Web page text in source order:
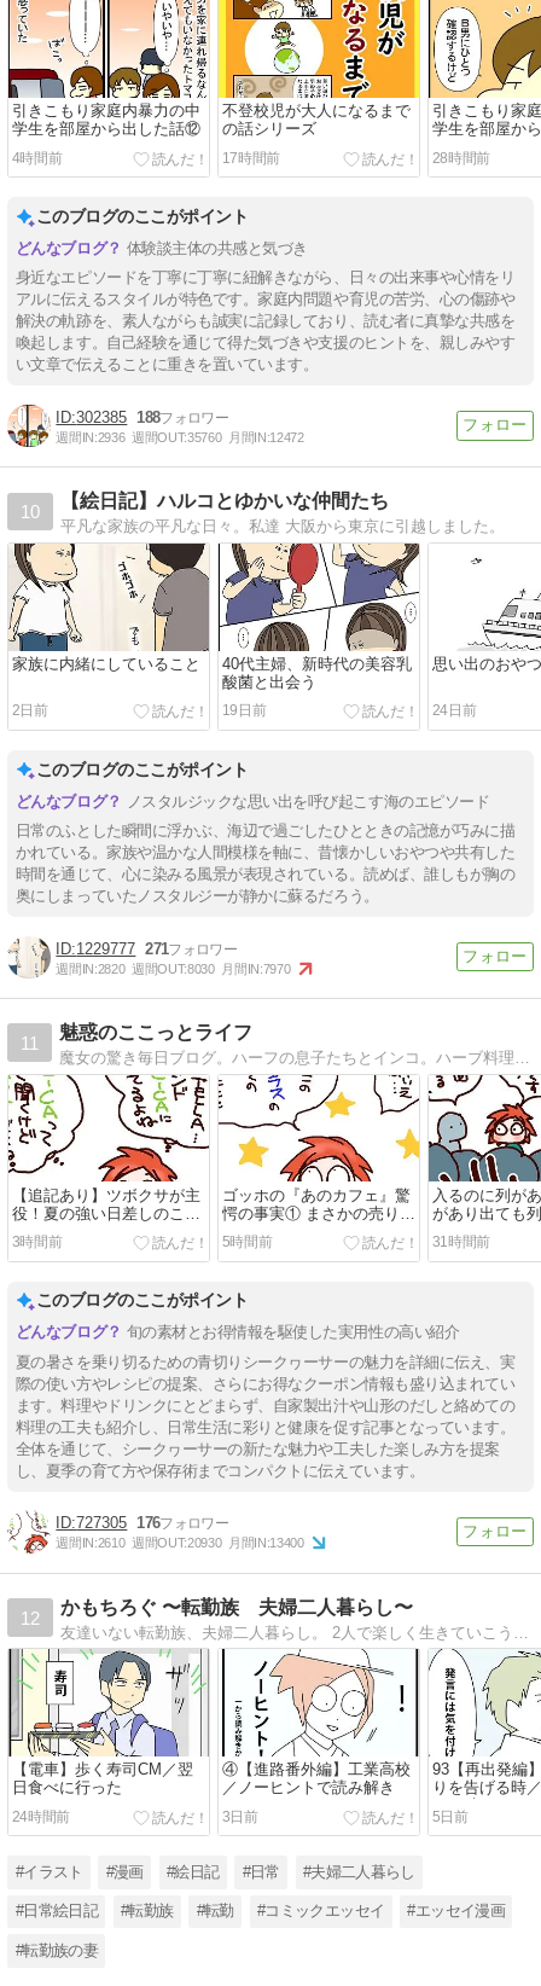
引きこもり家庭内暴力の中
学生を部屋から出した話⑫
4時間前
不登校児が大人になるまで
の話シリーズ
17時間前
引きこもり家
学生を部屋か
28時間前
このブログのここがポイント
体験談主体の共感と気づき
身近なエピソードを丁寧に丁寧に紐解きながら、日々の出来事や心情をリ
アルに伝えるスタイルが特色です。家庭内問題や育児の苦労、心の傷跡や
解決の軌跡を、素人ながらも誠実に記録しており、読む者に真摯な共感を
喚起します。自己経験を通じて得た気づきや支援のヒントを、親しみやす
い文章で伝えることに重きを置いています。
302385 188
週間IN:2936 週間OUT:35760 月間IN:12472
10
【絵日記】ハルコとゆかいな仲間たち
平凡な家族の平凡な日々。私達 大阪から東京に引越しました。
家族に内緒にしていること
2日前
40代主婦、新時代の美容乳
酸菌と出会う
19日前
思い出のおや
24日前
このブログのここがポイント
ノスタルジックな思い出を呼び起こす海のエピソード
日常のふとした瞬間に浮かぶ、海辺で過ごしたひとときの記憶が巧みに描
かれている。家族や温かな人間模様を軸に、昔懐かしいおやつや共有した
時間を通じて、心に染みる風景が表現されている。読めば、誰しもが胸の
奥にしまっていたノスタルジーが静かに蘇るだろう。
1229777 271
週間IN:2820 週間OUT:8030 月間IN:7970
11
魅惑のここっとライフ
【追記あり】ツボクサが主
役！夏の強い日差しのこ
ろ。
3時間前
ゴッホの『あのカフェ』驚
愕の事実① まさかの売り上
げ隠し・不正会計？
5時間前
入るのに列が
があり出ても
31時間前
このブログのここがポイント
旬の素材とお得情報を駆使した実用性の高い紹介
夏の暑さを乗り切るための青切りシークヮーサーの魅力を詳細に伝え、実
際の使い方やレシピの提案、さらにお得なクーポン情報も盛り込まれてい
ます。料理やドリンクにとどまらず、自家製出汁や山形のだしと絡めての
料理の工夫も紹介し、日常生活に彩りと健康を促す記事となっています。
全体を通じて、シークヮーサーの新たな魅力や工夫した楽しみ方を提案
し、夏季の育て方や保存術までコンパクトに伝えています。
727305 176
週間IN:2610 週間OUT:20930 月間IN:13400
12
かもちろぐ 〜転勤族 夫婦二人暮らし〜
【電車】歩く寿司CM／翌
日食べに行った
24時間前
④【進路番外編】工業高校
／ノーヒントで読み解き
3日前
93【再出発編
りを告げる時
なる時９
5日前
#イラスト #漫画 #絵日記 #日常 #夫婦二人暮らし
#日常絵日記 #転勤族 #転勤 #コミックエッセイ #エッセイ漫画
#転勤族の妻